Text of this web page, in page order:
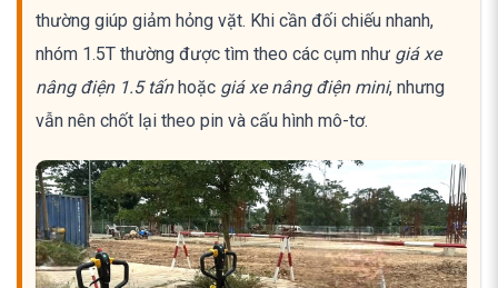
thường giúp giảm hỏng vặt. Khi cần đối chiếu nhanh,
nhóm 1.5T thường được tìm theo các cụm như giá xe
nâng điện 1.5 tấnhoặc giá xe nâng điện mini, nhưng
vẫn nên chốt lại theo pin và cấu hình mô-tơ.